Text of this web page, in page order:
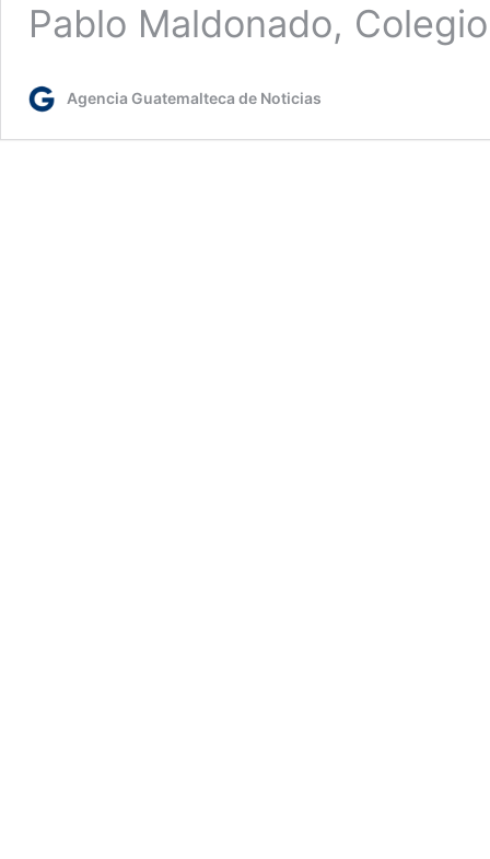
Pablo Maldonado,
Agencia Guatemalteca de Noticias